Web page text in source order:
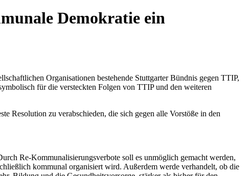
Demokratie ein
Organisationen bestehende Stuttgarter Bündnis gegen TTIP,
für die versteckten Folgen von TTIP und den weiteren
Resolution zu verabschieden, die sich gegen alle Vorstöße in den
Re-Kommunalisierungsverbote soll es unmöglich gemacht werden,
kommunal organisiert wird. Außerdem werde verhandelt, ob die